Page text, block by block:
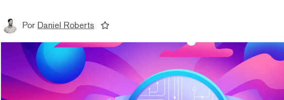
Por Daniel Roberts